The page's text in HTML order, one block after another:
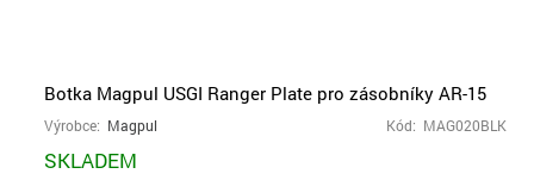
Botka Magpul USGI Ranger Plate pro zásobníky AR-15
Výrobce: Magpul Kód: MAG020BLK
SKLADEM